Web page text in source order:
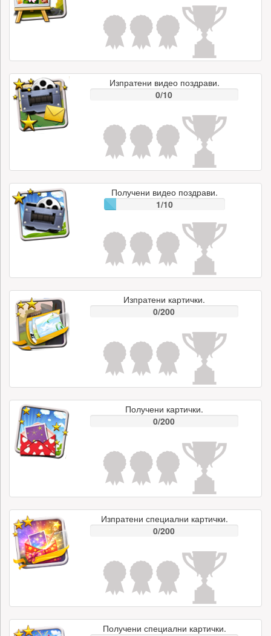
Изпратени видео поздрави.
0/10
Получени видео поздрави.
1/10
Изпратени картички.
0/200
Получени картички.
0/200
Изпратени специални картички.
0/200
Получени специални картички.